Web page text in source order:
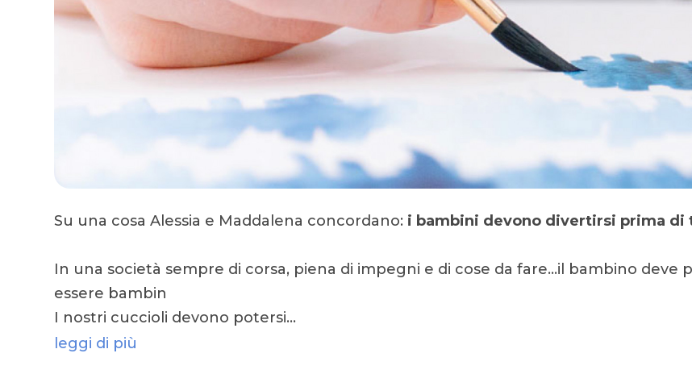
Su una cosa Alessia e Maddalena concordano: i bambini devono divertirsi prima di
In una società sempre di corsa, piena di impegni e di cose da fare…il bambino deve
essere bambin
I nostri cuccioli devono potersi…
leggi di più